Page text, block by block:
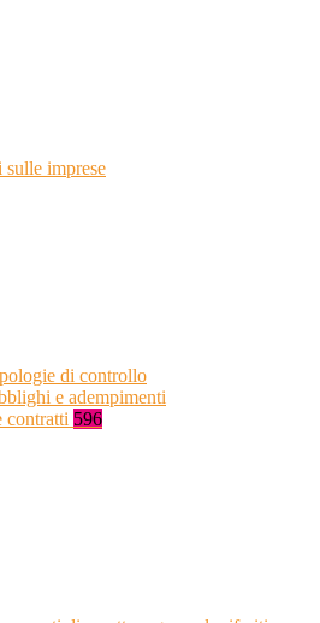
imprese
di controllo
e adempimenti
contratti 596